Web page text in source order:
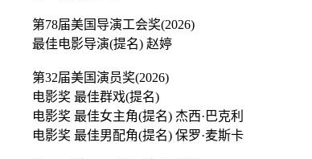
第78届美国导演工会奖(2026)
最佳电影导演(提名) 赵婷
第32届美国演员奖(2026)
电影奖 最佳群戏(提名)
电影奖 最佳女主角(提名) 杰西·巴克利
电影奖 最佳男配角(提名) 保罗·麦斯卡